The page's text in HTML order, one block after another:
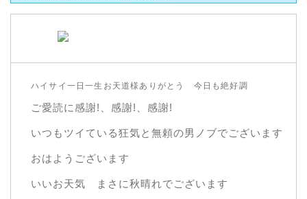
ハイサイ一日一生お天道様ありがとう 今日も絶好調
ご愛読に感謝!、感謝!、感謝!
いつもツイている狂気と無頼の男ノブでございます
おはようございます
いいお天気 まさに秋晴れでございます